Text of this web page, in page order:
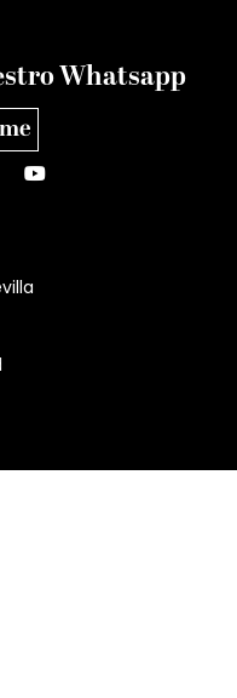
Whatsapp